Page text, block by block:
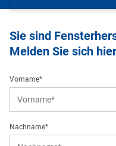
Sie sind
Melden Sie sich
Vorname*
Nachname*